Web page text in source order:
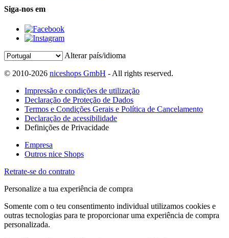
Siga-nos em
Alterar país/idioma
© 2010-2026 niceshops GmbH - All rights reserved.
Impressão e condições de utilização
Declaração de Proteção de Dados
Termos e Condições Gerais e Política de Cancelamento
Declaração de acessibilidade
Definições de Privacidade
Empresa
Outros nice Shops
Retrate-se do contrato
Personalize a tua experiência de compra
Somente com o teu consentimento individual utilizamos cookies e
outras tecnologias para te proporcionar uma experiência de compra
personalizada.